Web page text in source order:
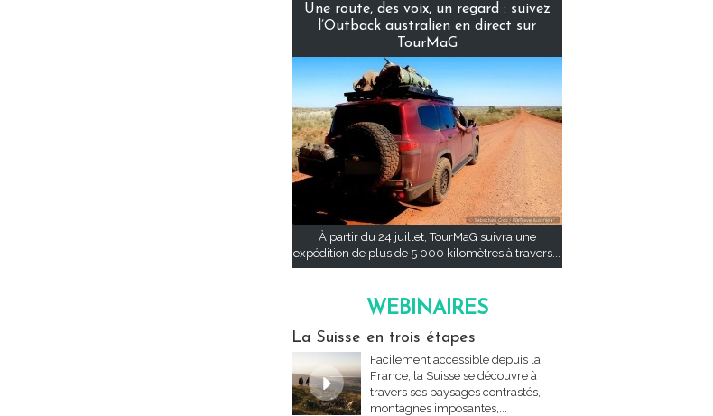
Une route, des voix, un regard : suivez
l’Outback australien en direct sur
TourMaG
À partir du 24 juillet, TourMaG suivra une
expédition de plus de 5 000 kilomètres à travers...
WEBINAIRES
La Suisse en trois étapes
Facilement accessible depuis la
France, la Suisse se découvre à
travers ses paysages contrastés,
montagnes imposantes,...